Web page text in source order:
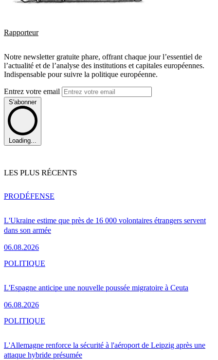
Rapporteur
Notre newsletter gratuite phare, offrant chaque jour l’essentiel de
l’actualité et de l’analyse des institutions et capitales européennes.
Indispensable pour suivre la politique européenne.
Entrez votre email
S'abonner
Loading...
LES PLUS RÉCENTS
L'Ukraine estime que près de 16 000 volontaires étrangers servent
dans son armée
06.08.2026
PRODÉFENSE
L'Espagne anticipe une nouvelle poussée migratoire à Ceuta
06.08.2026
POLITIQUE
L'Allemagne renforce la sécurité à l'aéroport de Leipzig après une
attaque hybride présumée
POLITIQUE